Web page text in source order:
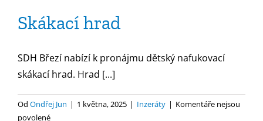
Skákací hrad
SDH Březí nabízí k pronájmu dětský nafukovací
skákací hrad. Hrad [...]
Od Ondřej Jun | 1 května, 2025 | Inzeráty | Komentáře nejsou
povolenéu